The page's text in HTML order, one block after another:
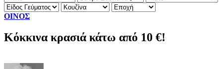
ΟΙΝΟΣ
Κόκκινα κρασιά κάτω από 10 €!